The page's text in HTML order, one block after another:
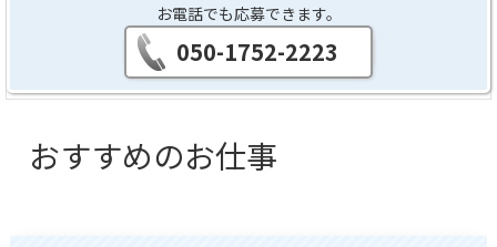
お電話でも応募できます。
050-1752-2223
おすすめのお仕事